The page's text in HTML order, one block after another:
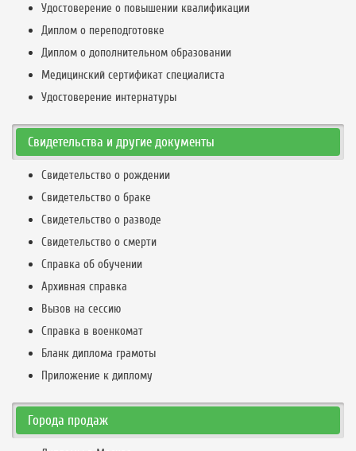
Удостоверение о повышении квалификации
Диплом о переподготовке
Диплом о дополнительном образовании
Медицинский сертификат специалиста
Удостоверение интернатуры
Свидетельства и другие документы
Свидетельство о рождении
Свидетельство о браке
Свидетельство о разводе
Свидетельство о смерти
Справка об обучении
Архивная справка
Вызов на сессию
Справка в военкомат
Бланк диплома грамоты
Приложение к диплому
Города продаж